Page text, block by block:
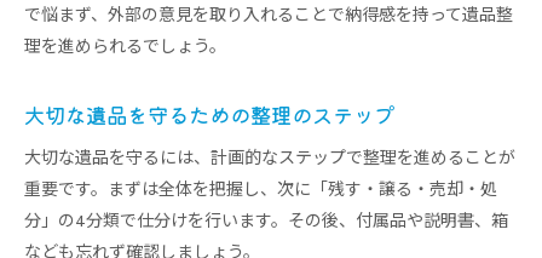
で悩まず、外部の意見を取り入れることで納得感を持って遺品整
理を進められるでしょう。
大切な遺品を守るための整理のステップ
大切な遺品を守るには、計画的なステップで整理を進めることが
重要です。まずは全体を把握し、次に「残す・譲る・売却・処
分」の4分類で仕分けを行います。その後、付属品や説明書、箱